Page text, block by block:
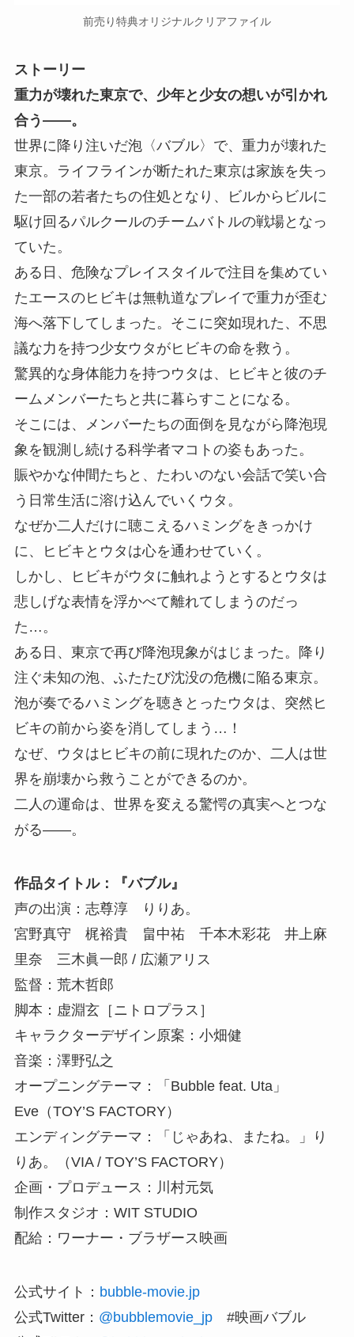
前売り特典オリジナルクリアファイル
ストーリー
重力が壊れた東京で、少年と少女の想いが引かれ
合う――。
世界に降り注いだ泡〈バブル〉で、重力が壊れた
東京。ライフラインが断たれた東京は家族を失っ
た一部の若者たちの住処となり、ビルからビルに
駆け回るパルクールのチームバトルの戦場となっ
ていた。
ある日、危険なプレイスタイルで注目を集めてい
たエースのヒビキは無軌道なプレイで重力が歪む
海へ落下してしまった。そこに突如現れた、不思
議な力を持つ少女ウタがヒビキの命を救う。
驚異的な身体能力を持つウタは、ヒビキと彼のチ
ームメンバーたちと共に暮らすことになる。
そこには、メンバーたちの面倒を見ながら降泡現
象を観測し続ける科学者マコトの姿もあった。
賑やかな仲間たちと、たわいのない会話で笑い合
う日常生活に溶け込んでいくウタ。
なぜか二人だけに聴こえるハミングをきっかけ
に、ヒビキとウタは心を通わせていく。
しかし、ヒビキがウタに触れようとするとウタは
悲しげな表情を浮かべて離れてしまうのだっ
た…。
ある日、東京で再び降泡現象がはじまった。降り
注ぐ未知の泡、ふたたび沈没の危機に陥る東京。
泡が奏でるハミングを聴きとったウタは、突然ヒ
ビキの前から姿を消してしまう…！
なぜ、ウタはヒビキの前に現れたのか、二人は世
界を崩壊から救うことができるのか。
二人の運命は、世界を変える驚愕の真実へとつな
がる――。
作品タイトル：『バブル』
声の出演：志尊淳 りりあ。
宮野真守 梶裕貴 畠中祐 千本木彩花 井上麻
里奈 三木眞一郎 / 広瀬アリス
監督：荒木哲郎
脚本：虚淵玄［ニトロプラス］
キャラクターデザイン原案：小畑健
音楽：澤野弘之
オープニングテーマ：「Bubble feat. Uta」
Eve（TOY’S FACTORY）
エンディングテーマ：「じゃあね、またね。」り
りあ。（VIA / TOY’S FACTORY）
企画・プロデュース：川村元気
制作スタジオ：WIT STUDIO
配給：ワーナー・ブラザース映画
公式サイト： bubble-movie.jp
公式Twitter： @bubblemovie_jp#映画バブル